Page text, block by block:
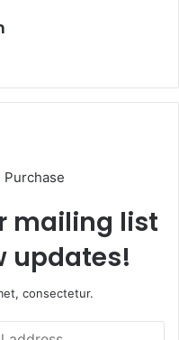
Purchase
mailing list
updates!
consectetur.